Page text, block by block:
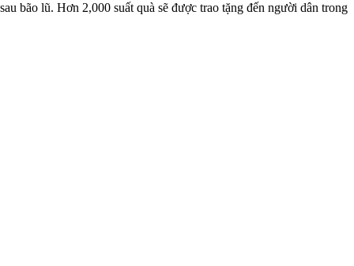
bão lũ. Hơn 2,000 suất quà sẽ được trao tặng đến người dân trong